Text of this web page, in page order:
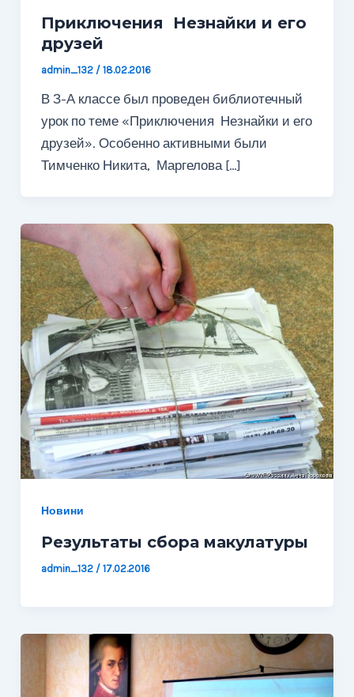
Приключения Незнайки и его
друзей
admin_132 / 18.02.2016
В З-А классе был проведен библиотечный
урок по теме «Приключения Незнайки и его
друзей». Особенно активными были
Тимченко Никита, Маргелова […]
Новини
Результаты сбора макулатуры
admin_132 / 17.02.2016